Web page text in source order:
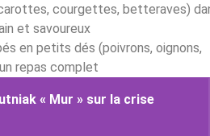
courgettes, betteraves)
et savoureux
en petits dés (poivrons, oignons,
repas complet
« Mur » sur la crise